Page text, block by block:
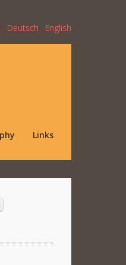
Deutsch English
Links